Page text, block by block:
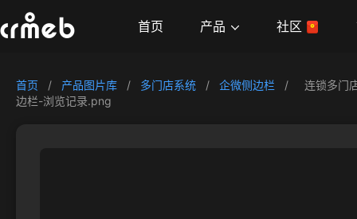
首页 产品 社区
首页 / 产品图片库 / 多门店系统 / 企微侧边栏 /
连锁多门
边栏-浏览记录.png